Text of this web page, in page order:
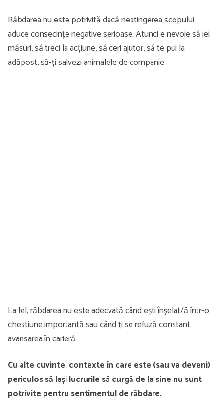
Răbdarea nu este potrivită dacă neatingerea scopului
aduce consecințe negative serioase. Atunci e nevoie să iei
măsuri, să treci la acțiune, să ceri ajutor, să te pui la
adăpost, să-ți salvezi animalele de companie.
La fel, răbdarea nu este adecvată când ești înșelat/ă într-o
chestiune importantă sau când ți se refuză constant
avansarea în carieră.
Cu alte cuvinte, contexte în care este (sau va deveni)
periculos să lași lucrurile să curgă de la sine nu sunt
potrivite pentru sentimentul de răbdare.